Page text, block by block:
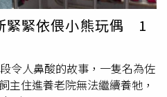
才能避免醫院違規。陳麗琴指
護病比應採「全年全班」為
、大夜班混在一起平均，把平
平，恐導致第一線夜班護理人
工作現場，被一個漂亮的年度
緊緊依偎小熊玩偶 1
令人鼻酸的故事，一隻名為佐
主住進養老院無法繼續養牠，